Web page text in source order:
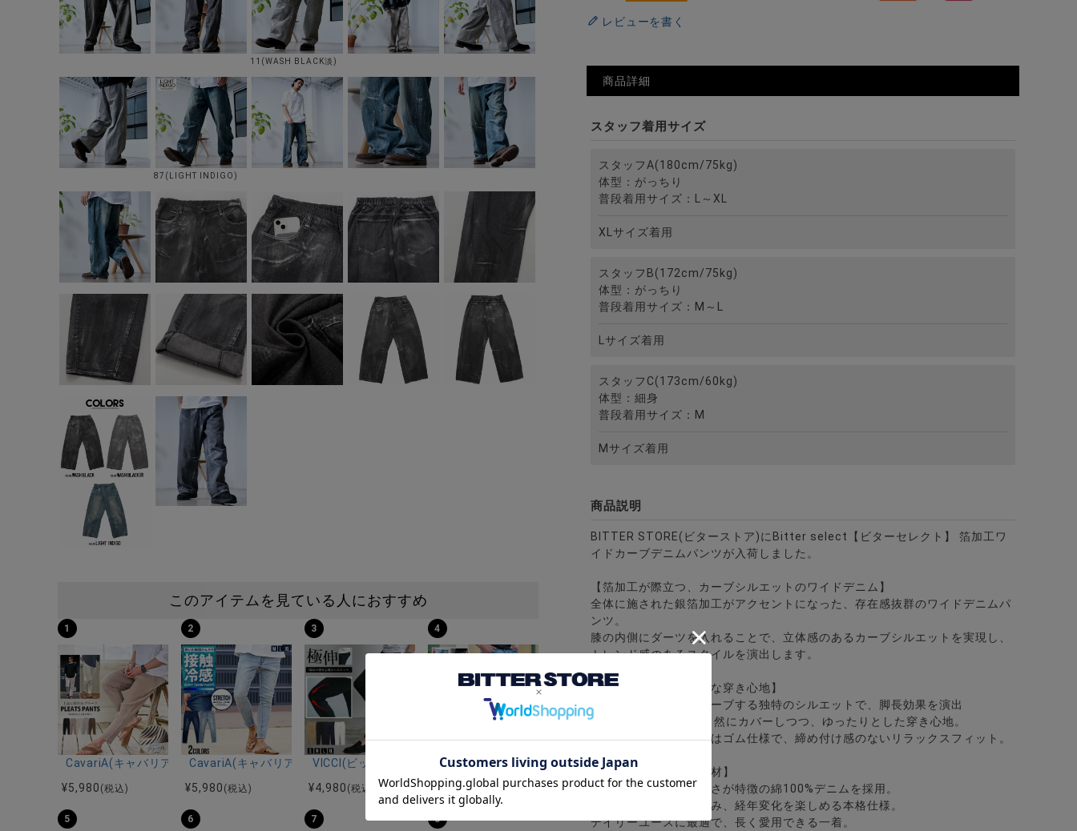
11(WASH BLACK淡)
87(LIGHT INDIGO)
このアイテムを見ている人におすすめ
1
CavariA(キャバリア)プリーツ加工イージーロングパンツ/全5色
¥5,980 (税込)
2
CavariA(キャバリア)接触冷感5ポケットストレッチデニムパンツ/全2色
¥5,980 (税込)
3
VICCI(ビッチ)スーパーストレッチスリムテーパードアンクルパンツ/全4色
¥4,980 (税込)
4
CavariA(キャバリア)ストレッチスキニーアンクルデニムパンツ/全5色
¥7,980(税込)
5 6 7 8
レビューを書く
商品詳細
スタッフ着用サイズ
スタッフA(180cm/75kg)
体型：がっちり
普段着用サイズ：L～XL
XLサイズ着用
スタッフB(172cm/75kg)
体型：がっちり
普段着用サイズ：M～L
Lサイズ着用
スタッフC(173cm/60kg)
体型：細身
普段着用サイズ：M
Mサイズ着用
商品説明
BITTER STORE(ビターストア)にBitter select【ビターセレクト】 箔加工ワ
イドカーブデニムパンツが入荷しました。
【箔加工が際立つ、カーブシルエットのワイドデニム】
全体に施された銀箔加工がアクセントになった、存在感抜群のワイドデニムパ
ンツ。
膝の内側にダーツを入れることで、立体感のあるカーブシルエットを実現し、
トレンド感のあるスタイルを演出します。
【美シルエット＆快適な穿き心地】
裾へ向かってゆるくカーブする独特のシルエットで、脚長効果を演出
。 太ももや腰回りを自然にカバーしつつ、ゆったりとした穿き心地。
ウエストのバック部分はゴム仕様で、締め付け感のないリラックスフィット。
【こだわりのデニム素材】
ほどよい厚みと柔らかさが特徴の綿100%デニムを採用。
穿くほどに身体に馴染み、経年変化を楽しめる本格仕様。
デイリーユースに最適で、長く愛用できる一着。